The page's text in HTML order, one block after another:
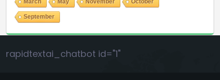
March May November October
September
rapidtextai_chatbot id="1"